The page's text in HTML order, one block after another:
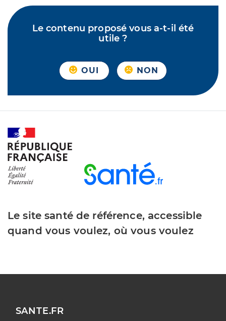
Le contenu proposé vous a-t-il été
utile ?
OUI NON
Le site santé de référence, accessible
quand vous voulez, où vous voulez
SANTE.FR